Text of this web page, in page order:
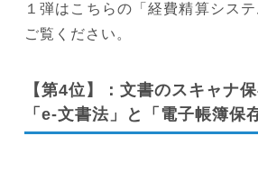
１弾はこちらの「経費精算シス
ご覧ください。
【第4位】：文書のスキャナ
「e-文書法」と「電子帳簿保